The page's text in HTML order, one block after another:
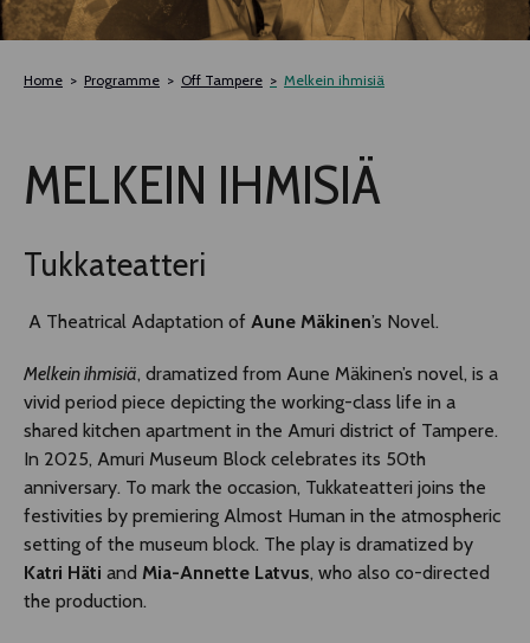
TLAB
NOCTURNAL HAPPENING
SEMINARS, MEETINGS AND MORE
Home Programme Off Tampere Melkein ihmisiä
MELKEIN IHMISIÄ
Tukkateatteri
A Theatrical Adaptation of Aune Mäkinen’s Novel.
Melkein ihmisiä, dramatized from Aune Mäkinen’s novel, is a
vivid period piece depicting the working-class life in a
shared kitchen apartment in the Amuri district of Tampere.
In 2025, Amuri Museum Block celebrates its 50th
anniversary. To mark the occasion, Tukkateatteri joins the
festivities by premiering Almost Human in the atmospheric
setting of the museum block. The play is dramatized by
Katri Häti and Mia-Annette Latvus, who also co-directed
the production.